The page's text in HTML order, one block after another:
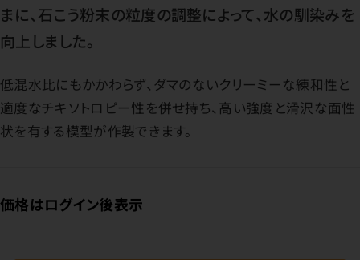
まに、石こう粉末の粒度の調整によって、水の馴染みを
向上しました。
低混水比にもかかわらず、ダマのないクリーミーな練和性と
適度なチキソトロピー性を併せ持ち、高い強度と滑沢な面性
状を有する模型が作製できます。
価格はログイン後表示